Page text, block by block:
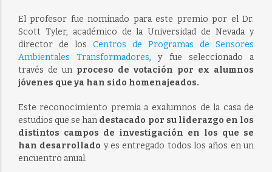
El profesor fue nominado para este premio por el Dr.
Scott Tyler, académico de la Universidad de Nevada y
director de los Centros de Programas de Sensores
Ambientales Transformadores, y fue seleccionado a
través de un proceso de votación por ex alumnos
jóvenes que ya han sido homenajeados.
Este reconocimiento premia a exalumnos de la casa de
estudios que se han destacado por su liderazgo en los
distintos campos de investigación en los que se
han desarrollado y es entregado todos los años en un
encuentro anual.